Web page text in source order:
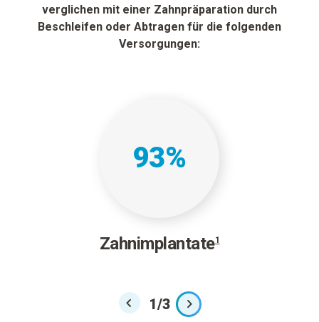
verglichen mit einer Zahnpräparation durch
Beschleifen oder Abtragen für die folgenden
Versorgungen:
93%
Zahnimplantate1
1/3